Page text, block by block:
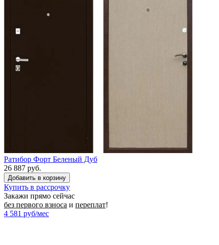
Ратибор Форт Беленый Дуб
26 887 руб.
Купить в рассрочку
Закажи прямо сейчас
без первого взноса и переплат!
4 581 руб/мес